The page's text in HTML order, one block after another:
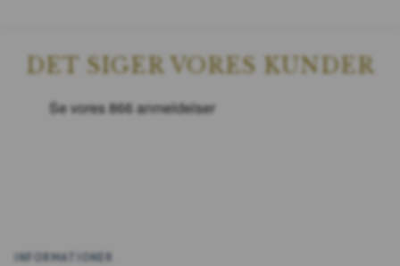
DET SIGER VORES KUNDER
INFORMATIONER